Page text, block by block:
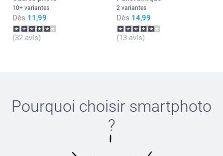
10+ variantes
Dès 11,99
(32 avis)
2 variantes
Dès 14,99
(13 avis)
Pourquoi choisir smartphoto
?